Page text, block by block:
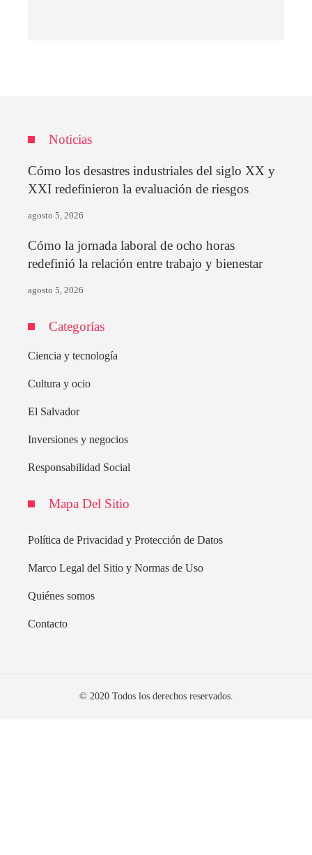
Noticias
Cómo los desastres industriales del siglo XX y
XXI redefinieron la evaluación de riesgos
agosto 5, 2026
Cómo la jornada laboral de ocho horas
redefinió la relación entre trabajo y bienestar
agosto 5, 2026
Categorías
Ciencia y tecnología
Cultura y ocio
El Salvador
Inversiones y negocios
Responsabilidad Social
Mapa Del Sitio
Política de Privacidad y Protección de Datos
Marco Legal del Sitio y Normas de Uso
Quiénes somos
Contacto
© 2020 Todos los derechos reservados.